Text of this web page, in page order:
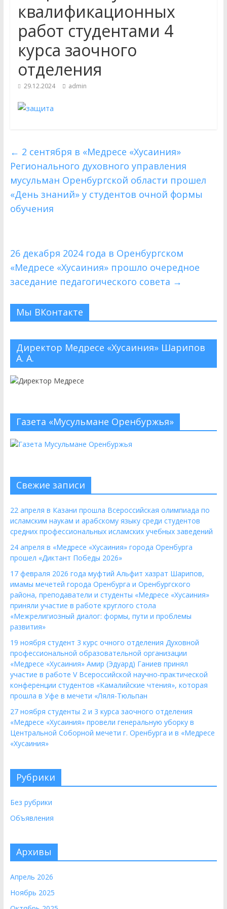
отделения Духовной
профессиональной
образовательной организации
«Медресе «Хусаиния» Амир (Эдуард)
Ганиев принял участие в работе V
Всероссийской научно-практической
конференции студентов
«Камалийские чтения», которая
уборку в Центральной Соборной
мечети г. Оренбурга и в «Медресе
«Хусаиния»
квалификационных
работ студентами 4
курса заочного
отделения
29.12.2024 admin
← 2 сентября в «Медресе «Хусаиния»
Регионального духовного управления
мусульман Оренбургской области прошел
«День знаний» у студентов очной формы
обучения
26 декабря 2024 года в Оренбургском
«Медресе «Хусаиния» прошло очередное
заседание педагогического совета →
Мы ВКонтакте
Директор Медресе «Хусаиния» Шарипов
А. А.
Газета «Мусульмане Оренбуржья»
Свежие записи
22 апреля в Казани прошла Всероссийская олимпиада по
исламским наукам и арабскому языку среди студентов
средних профессиональных исламских учебных заведений
24 апреля в «Медресе «Хусаиния» города Оренбурга
прошел «Диктант Победы 2026»
17 февраля 2026 года муфтий Альфит хазрат Шарипов,
имамы мечетей города Оренбурга и Оренбургского
района, преподаватели и студенты «Медресе «Хусаиния»
приняли участие в работе круглого стола
«Межрелигиозный диалог: формы, пути и проблемы
развития»
19 ноября студент 3 курс очного отделения Духовной
профессиональной образовательной организации
«Медресе «Хусаиния» Амир (Эдуард) Ганиев принял
участие в работе V Всероссийской научно-практической
конференции студентов «Камалийские чтения», которая
прошла в Уфе в мечети «Ляля-Тюльпан
27 ноября студенты 2 и 3 курса заочного отделения
«Медресе «Хусаиния» провели генеральную уборку в
Центральной Соборной мечети г. Оренбурга и в «Медресе
«Хусаиния»
Рубрики
Без рубрики
Объявления
Архивы
Апрель 2026
Ноябрь 2025